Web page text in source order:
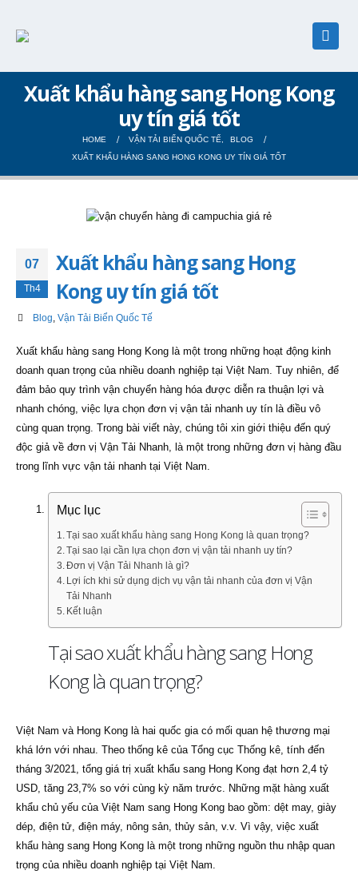
Xuất khẩu hàng sang Hong Kong
uy tín giá tốt
HOME VẬN TẢI BIỂN QUỐC TẾ
BLOG
XUẤT KHẨU HÀNG SANG HONG KONG UY TÍN GIÁ TỐT
07
Th4
Xuất khẩu hàng sang Hong
Kong uy tín giá tốt
Blog Vận Tải Biển Quốc Tế
Xuất khẩu hàng sang Hong Kong là một trong những hoạt động kinh
doanh quan trọng của nhiều doanh nghiệp tại Việt Nam. Tuy nhiên, để
đảm bảo quy trình vận chuyển hàng hóa được diễn ra thuận lợi và
nhanh chóng, việc lựa chọn đơn vị vận tải nhanh uy tín là điều vô
cùng quan trọng. Trong bài viết này, chúng tôi xin giới thiệu đến quý
độc giả về đơn vị Vận Tải Nhanh, là một trong những đơn vị hàng đầu
trong lĩnh vực vận tải nhanh tại Việt Nam.
Mục lục
Tại sao xuất khẩu hàng sang Hong Kong là quan trọng?
Tại sao lại cần lựa chọn đơn vị vận tải nhanh uy tín?
Đơn vị Vận Tải Nhanh là gì?
Lợi ích khi sử dụng dịch vụ vận tải nhanh của đơn vị Vận
Tải Nhanh
Kết luận
Tại sao xuất khẩu hàng sang Hong
Kong là quan trọng?
Việt Nam và Hong Kong là hai quốc gia có mối quan hệ thương mại
khá lớn với nhau. Theo thống kê của Tổng cục Thống kê, tính đến
tháng 3/2021, tổng giá trị xuất khẩu sang Hong Kong đạt hơn 2,4 tỷ
USD, tăng 23,7% so với cùng kỳ năm trước. Những mặt hàng xuất
khẩu chủ yếu của Việt Nam sang Hong Kong bao gồm: dệt may, giày
dép, điện tử, điện máy, nông sản, thủy sản, v.v. Vì vậy, việc xuất
khẩu hàng sang Hong Kong là một trong những nguồn thu nhập quan
trọng của nhiều doanh nghiệp tại Việt Nam.